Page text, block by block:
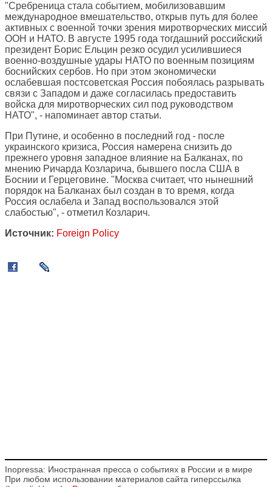
"Сребреница стала событием, мобилизовавшим
международное вмешательство, открыв путь для более
активных с военной точки зрения миротворческих миссий
ООН и НАТО. В августе 1995 года тогдашний российский
президент Борис Ельцин резко осудил усилившиеся
военно-воздушные удары НАТО по военным позициям
боснийских сербов. Но при этом экономически
ослабевшая постсоветская Россия побоялась разрывать
связи с Западом и даже согласилась предоставить
войска для миротворческих сил под руководством
НАТО", - напоминает автор статьи.
При Путине, и особенно в последний год - после
украинского кризиса, Россия намерена снизить до
прежнего уровня западное влияние на Балканах, по
мнению Ричарда Козларича, бывшего посла США в
Боснии и Герцеговине. "Москва считает, что нынешний
порядок на Балканах был создан в то время, когда
Россия ослабела и Запад воспользовался этой
слабостью", - отметил Козларич.
Источник: Foreign Policy
Inopressa: Иностранная пресса о событиях в России и в мире
При любом использовании материалов сайта гиперссылка